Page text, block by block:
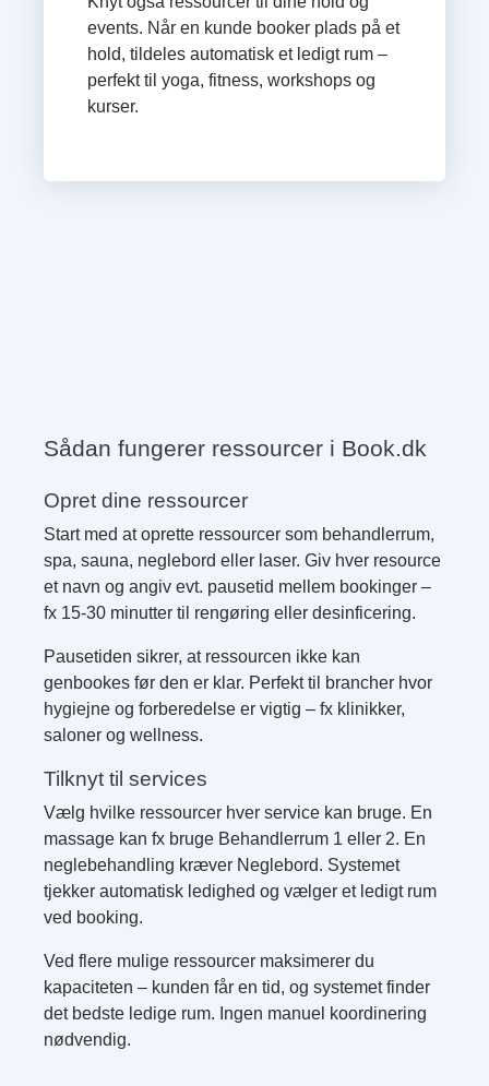
events. Når en kunde booker plads på et
hold, tildeles automatisk et ledigt rum –
perfekt til yoga, fitness, workshops og
kurser.
Sådan fungerer ressourcer i Book.dk
Opret dine ressourcer
Start med at oprette ressourcer som behandlerrum,
spa, sauna, neglebord eller laser. Giv hver resource
et navn og angiv evt. pausetid mellem bookinger –
fx 15-30 minutter til rengøring eller desinficering.
Pausetiden sikrer, at ressourcen ikke kan
genbookes før den er klar. Perfekt til brancher hvor
hygiejne og forberedelse er vigtig – fx klinikker,
saloner og wellness.
Tilknyt til services
Vælg hvilke ressourcer hver service kan bruge. En
massage kan fx bruge Behandlerrum 1 eller 2. En
neglebehandling kræver Neglebord. Systemet
tjekker automatisk ledighed og vælger et ledigt rum
ved booking.
Ved flere mulige ressourcer maksimerer du
kapaciteten – kunden får en tid, og systemet finder
det bedste ledige rum. Ingen manuel koordinering
nødvendig.